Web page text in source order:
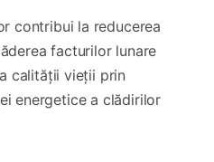
contribui la reducerea
facturilor lunare
calității vieții prin
energetice a clădirilor